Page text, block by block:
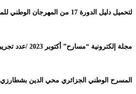
لتحميل دليل الدورة 17 من المهرجان الوطني للمسرح المحترف
مجلة إلكترونية “مسارح” أكتوبر 2023 /عدد تجريبي
المسرح الوطني الجزائري محي الدين بشطارزي